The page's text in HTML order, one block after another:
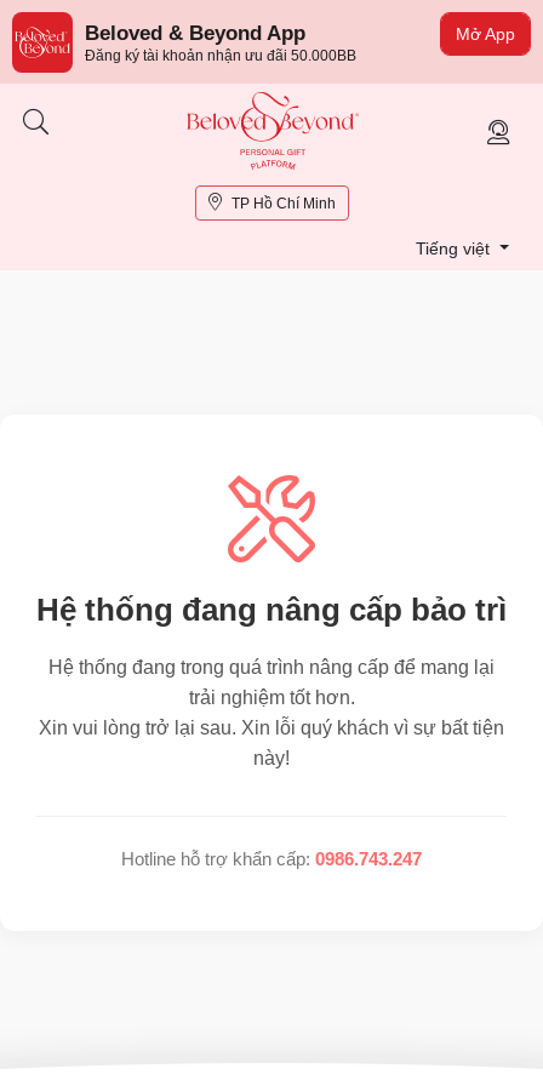
Mở App
Beloved & Beyond App
Đăng ký tài khoản nhận ưu đãi 50.000BB
TP Hồ Chí Minh
Tiếng việt
Hệ thống đang nâng cấp bảo trì
Hệ thống đang trong quá trình nâng cấp để mang lại
trải nghiệm tốt hơn.
Xin vui lòng trở lại sau. Xin lỗi quý khách vì sự bất tiện
này!
Hotline hỗ trợ khẩn cấp: 0986.743.247